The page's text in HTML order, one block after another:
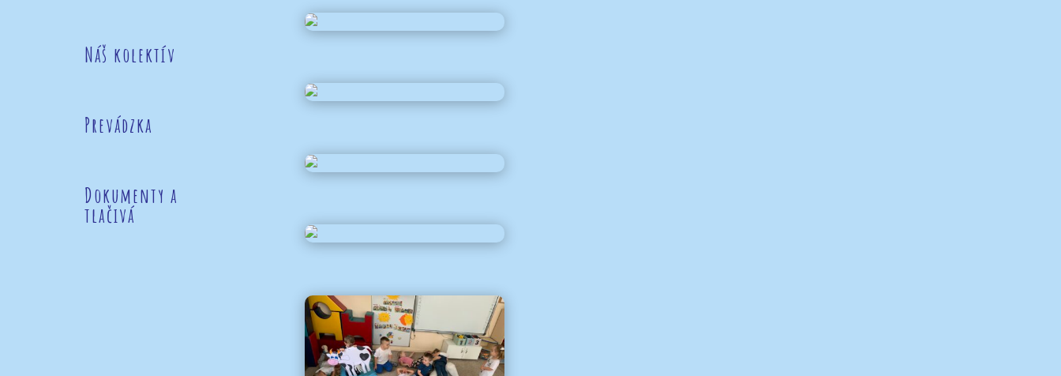
Náš kolektív
Prevádzka
Dokumenty a
tlačivá